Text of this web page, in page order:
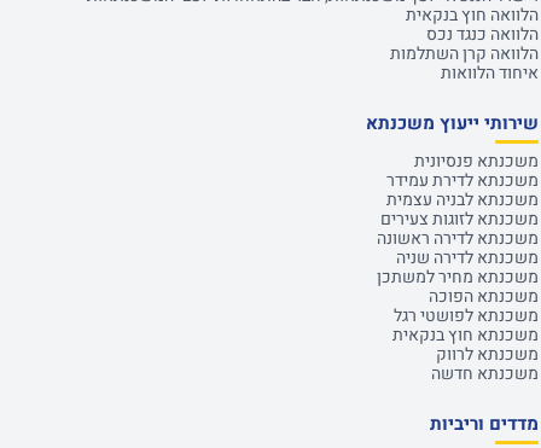
הלוואה חוץ בנקאית
הלוואה כנגד נכס
הלוואה קרן השתלמות
איחוד הלוואות
שירותי ייעוץ משכנתא
משכנתא פנסיונית
משכנתא לדירת עמידר
משכנתא לבניה עצמית
משכנתא לזוגות צעירים
משכנתא לדירה ראשונה
משכנתא לדירה שניה
משכנתא מחיר למשתכן
משכנתא הפוכה
משכנתא לפושטי רגל
משכנתא חוץ בנקאית
משכנתא לרווק
משכנתא חדשה
מדדים וריביות